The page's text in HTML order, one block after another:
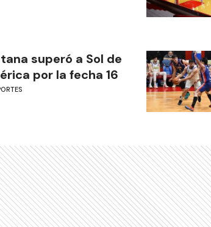
superó a Sol de
por la fecha 16